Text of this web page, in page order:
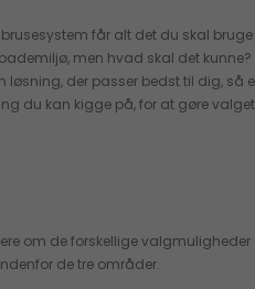
får alt det du skal bruge
men hvad skal det kunne?
løsning, der passer bedst til dig, så
du kan kigge på, for at gøre valget
om de forskellige valgmuligheder
de tre områder.